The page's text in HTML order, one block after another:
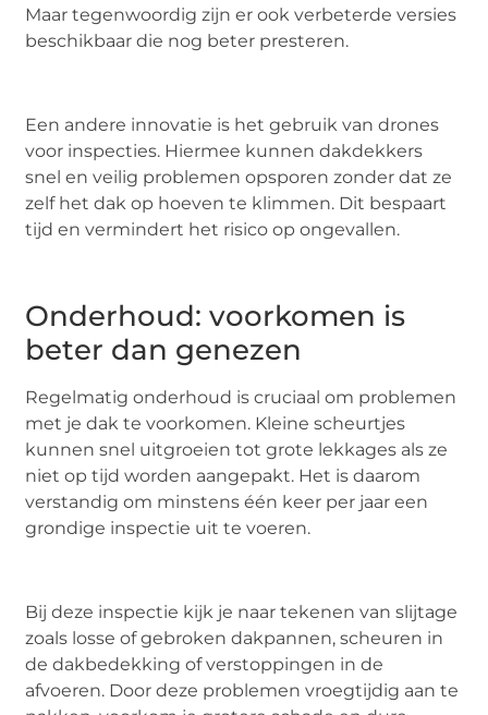
Maar tegenwoordig zijn er ook verbeterde versies
beschikbaar die nog beter presteren.
Een andere innovatie is het gebruik van drones
voor inspecties. Hiermee kunnen dakdekkers
snel en veilig problemen opsporen zonder dat ze
zelf het dak op hoeven te klimmen. Dit bespaart
tijd en vermindert het risico op ongevallen.
Onderhoud: voorkomen is
beter dan genezen
Regelmatig onderhoud is cruciaal om problemen
met je dak te voorkomen. Kleine scheurtjes
kunnen snel uitgroeien tot grote lekkages als ze
niet op tijd worden aangepakt. Het is daarom
verstandig om minstens één keer per jaar een
grondige inspectie uit te voeren.
Bij deze inspectie kijk je naar tekenen van slijtage
zoals losse of gebroken dakpannen, scheuren in
de dakbedekking of verstoppingen in de
afvoeren. Door deze problemen vroegtijdig aan te